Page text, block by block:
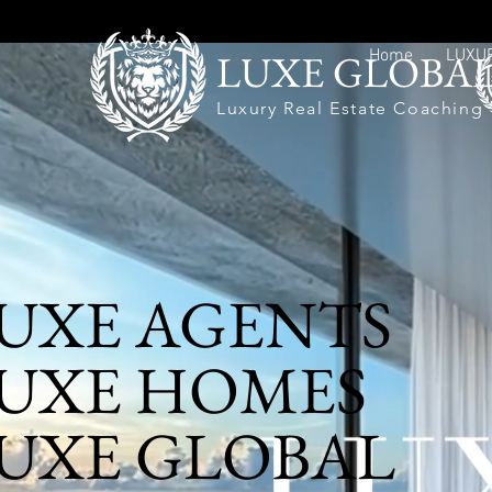
LUXE
Luxury Real Estate Coaching
Home
AGENTS
HOMES
GLOBAL